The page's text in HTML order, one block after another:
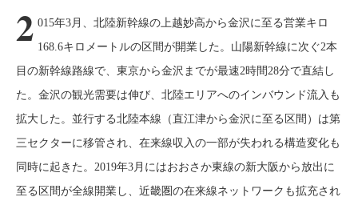
2 015年3月、北陸新幹線の上越妙高から金沢に至る営業キロ
168.6キロメートルの区間が開業した。山陽新幹線に次ぐ2本
目の新幹線路線で、東京から金沢までが最速2時間28分で直結し
た。金沢の観光需要は伸び、北陸エリアへのインバウンド流入も
拡大した。並行する北陸本線（直江津から金沢に至る区間）は第
三セクターに移管され、在来線収入の一部が失われる構造変化も
同時に起きた。2019年3月にはおおさか東線の新大阪から放出に
至る区間が全線開業し、近畿圏の在来線ネットワークも拡充され